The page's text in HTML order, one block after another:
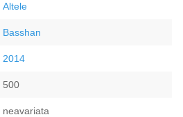
Altele
Basshan
2014
500
neavariata